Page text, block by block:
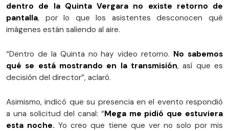
dentro de la Quinta Vergara no existe retorno de
pantalla, por lo que los asistentes desconocen qué
imágenes están saliendo al aire.
“Dentro de la Quinta no hay video retorno. No sabemos
qué se está mostrando en la transmisión, así que es
decisión del director”, aclaró.
Asimismo, indicó que su presencia en el evento respondió
a una solicitud del canal: “Mega me pidió que estuviera
esta noche. Yo creo que tiene que ver no solo por mis